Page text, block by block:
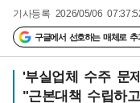
기사등록 2026/05/06
구글에서 선호하는 매체로 추
'부실업체 수주 문
"근본대책 수립하